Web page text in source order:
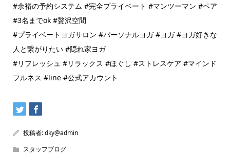
#余裕の予約システム #完全プライベート #マンツーマン #ペア
#3名までok #贅沢空間
#プライベートヨガサロン #パーソナルヨガ #ヨガ #ヨガ好きな
人と繋がりたい #隠れ家ヨガ
#リフレッシュ #リラックス #ほぐし #ストレスケア #マインド
フルネス #line #公式アカウント
投稿者:dky@admin
スタッフブログ